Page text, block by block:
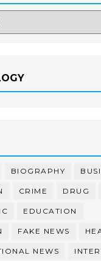
BIOGRAPHY
CRIME DRUG
EDUCATION
FAKE NEWS
NEWS